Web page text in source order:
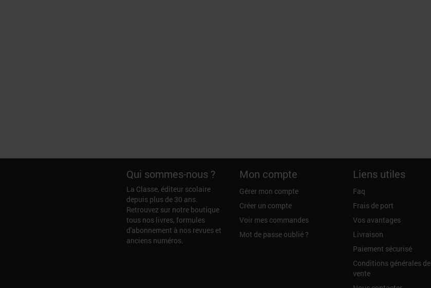
Qui sommes-nous ?
La Classe, éditeur scolaire
depuis plus de 30 ans.
Retrouvez sur notre boutique
tous nos livres, formules
d'abonnement à nos revues et
anciens numéros.
Mon compte
Gérer mon compte
Créer un compte
Voir mes commandes
Mot de passe oublié ?
Liens utiles
Faq
Frais de port
Vos avantages
Livraison
Paiement sécurisé
Conditions générales de
vente